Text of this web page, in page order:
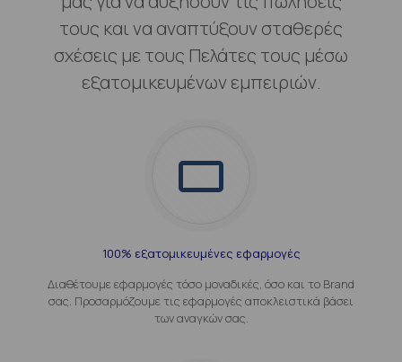
τους και να αναπτύξουν σταθερές
σχέσεις με τους Πελάτες τους μέσω
εξατομικευμένων εμπειριών.
100% εξατομικευμένες εφαρμογές
Διαθέτουμε εφαρμογές τόσο μοναδικές, όσο και το Brand
σας. Προσαρμόζουμε τις εφαρμογές αποκλειστικά βάσει
των αναγκών σας.